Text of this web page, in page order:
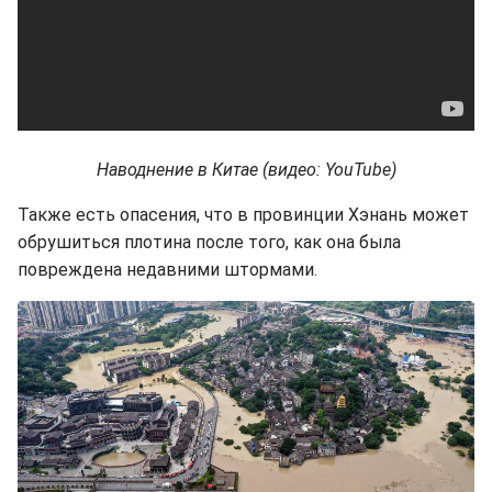
Наводнение в Китае (видео: YouTube)
Также есть опасения, что в провинции Хэнань может
обрушиться плотина после того, как она была
повреждена недавними штормами.